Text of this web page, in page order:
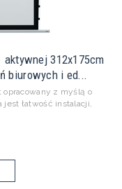
aktywnej 312x175cm
biurowych i ed...
opracowany z myślą o
łatwość instalacji,